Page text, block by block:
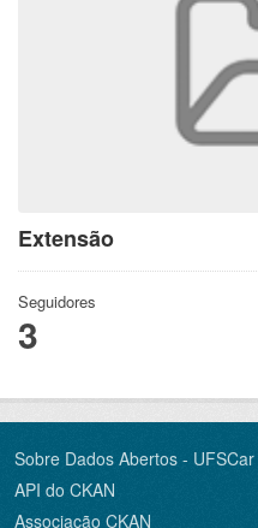
Extensão
Seguidores
3
Sobre Dados Abertos - UFSCar
API do CKAN
Associação CKAN